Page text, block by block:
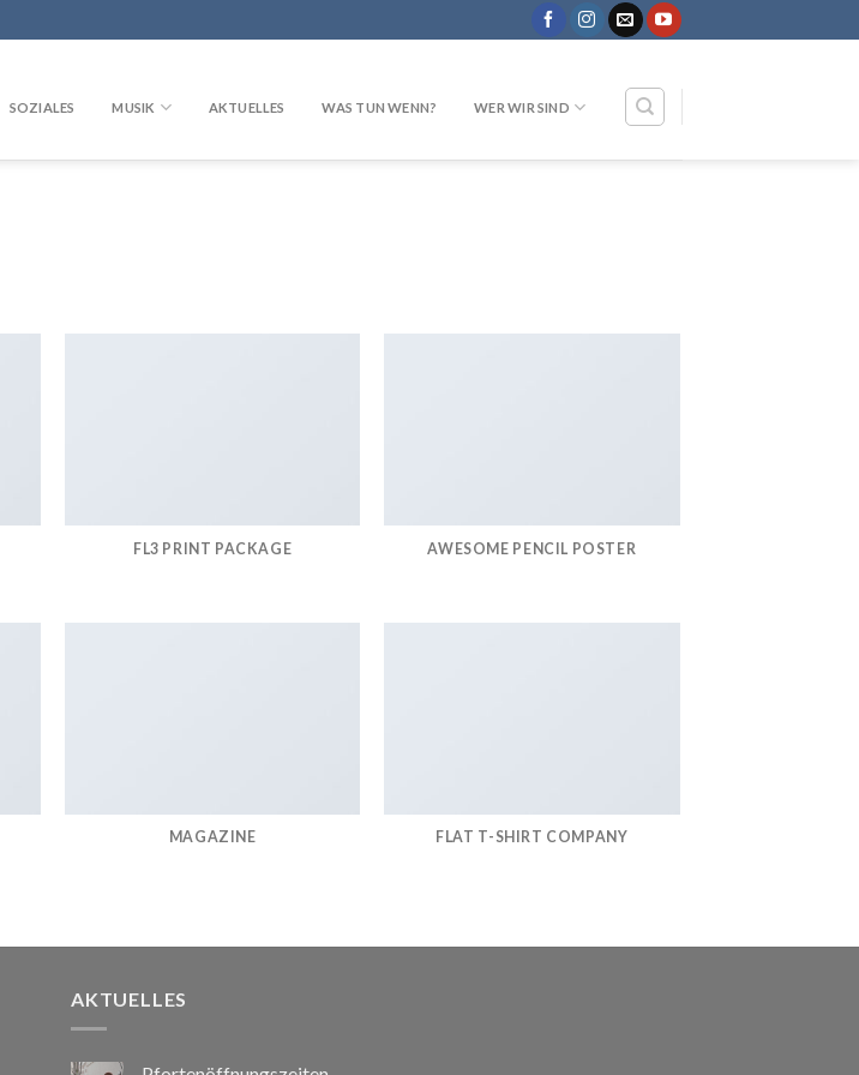
SOZIALES MUSIK AKTUELLES WAS TUN WENN? WER WIR SIND
FL3 PRINT PACKAGE AWESOME PENCIL POSTER
MAGAZINE FLAT T-SHIRT COMPANY
AKTUELLES